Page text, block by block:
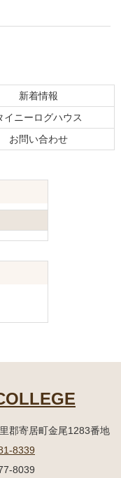
新着情報
イニーログハウス
お問い合わせ
郡寄居町金尾1283番地
8339
8039